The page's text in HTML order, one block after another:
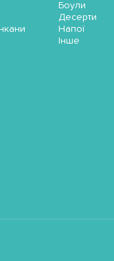
Боули
Десерти
Напої
Інше